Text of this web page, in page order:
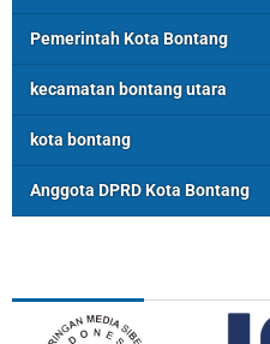
Pemerintah Kota Bontang
kecamatan bontang utara
kota bontang
Anggota DPRD Kota Bontang